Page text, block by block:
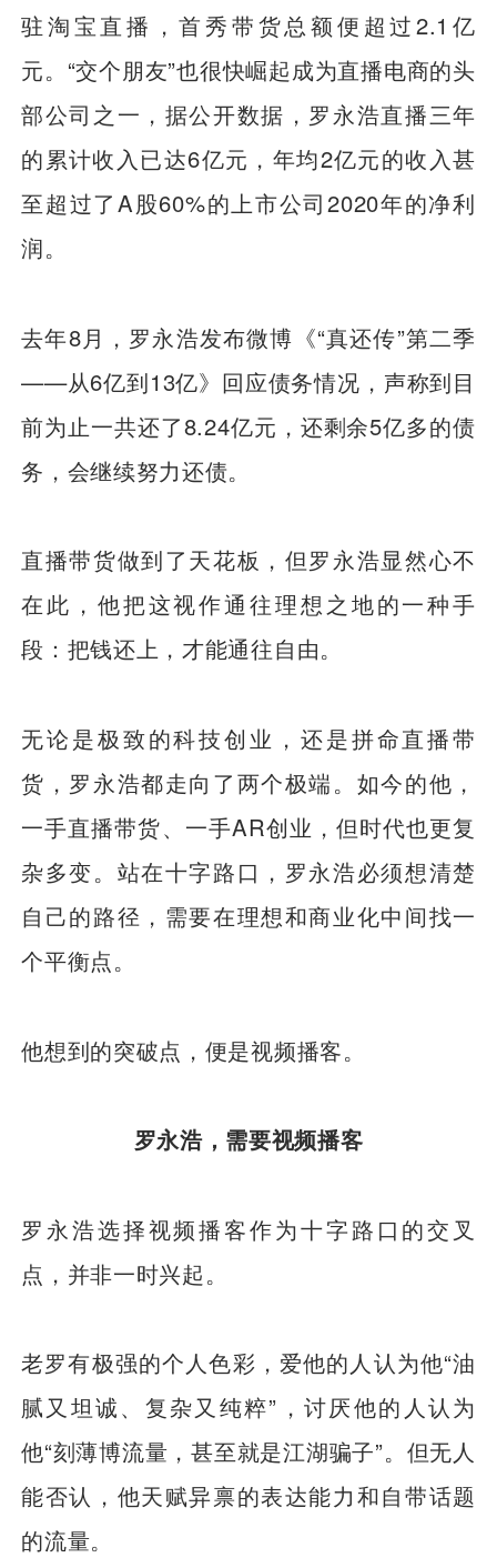
驻淘宝直播，首秀带货总额便超过2.1亿
元。“交个朋友”也很快崛起成为直播电商的头
部公司之一，据公开数据，罗永浩直播三年
的累计收入已达6亿元，年均2亿元的收入甚
至超过了A股60%的上市公司2020年的净利
润。
去年8月，罗永浩发布微博《“真还传”第二季
——从6亿到13亿》回应债务情况，声称到目
前为止一共还了8.24亿元，还剩余5亿多的债
务，会继续努力还债。
直播带货做到了天花板，但罗永浩显然心不
在此，他把这视作通往理想之地的一种手
段：把钱还上，才能通往自由。
无论是极致的科技创业，还是拼命直播带
货，罗永浩都走向了两个极端。如今的他，
一手直播带货、一手AR创业，但时代也更复
杂多变。站在十字路口，罗永浩必须想清楚
自己的路径，需要在理想和商业化中间找一
个平衡点。
他想到的突破点，便是视频播客。
罗永浩，需要视频播客
罗永浩选择视频播客作为十字路口的交叉
点，并非一时兴起。
老罗有极强的个人色彩，爱他的人认为他“油
腻又坦诚、复杂又纯粹”，讨厌他的人认为
他“刻薄博流量，甚至就是江湖骗子”。但无人
能否认，他天赋异禀的表达能力和自带话题
的流量。